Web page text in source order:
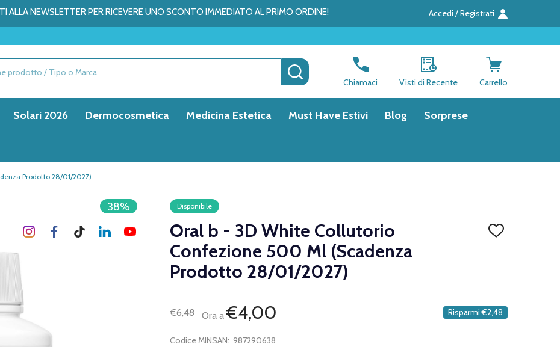
ALLA NEWSLETTER PER RICEVERE UNO SCONTO IMMEDIATO AL PRIMO ORDINE! Accedi / Registrati
CERCA
Chiamaci Visti di Recente Carrello
Solari 2026 Dermocosmetica Medicina Estetica Must Have Estivi Blog Sorprese
Prodotto 28/01/2027)
Disponibile
Oral b - 3D White Collutorio
Confezione 500 Ml (Scadenza
Prodotto 28/01/2027)
AGGIUNGI
€6,48 Ora a€4,00 Risparmi €2,48
38%
Codice MINSAN: 987290638